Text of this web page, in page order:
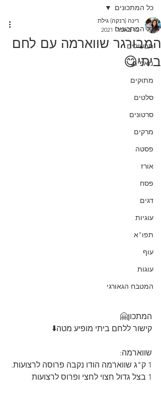
כל המתכונים
תבשילים
מאפים
מתוקים
סלטים
סרטונים
מרקים
פסטה
אורז
פסח
דגים
עוגיות
תפו"א
עוף
עוגות
המטבח הגאורגי
כל המתכונים
המבורגר שווארמה עם לחם
ביתי😋
רינה (רנקה) גילת
12 באפר׳ 2021
המתכון🤗
קישור ללחם ביתי מופיע מטה⬇️
שווארמה:
1 ק"ג שווארמה הודו נקבה פרוסה לרצועות.
1 בצל גדול חצוי לחצי ופרוס לרצועות